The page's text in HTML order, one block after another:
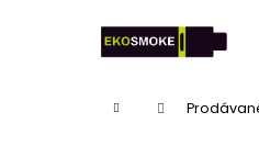
Domů
Zpět
Zpět